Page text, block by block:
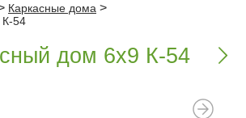
Каркасные дома >
К-54
дом 6х9 К-54 